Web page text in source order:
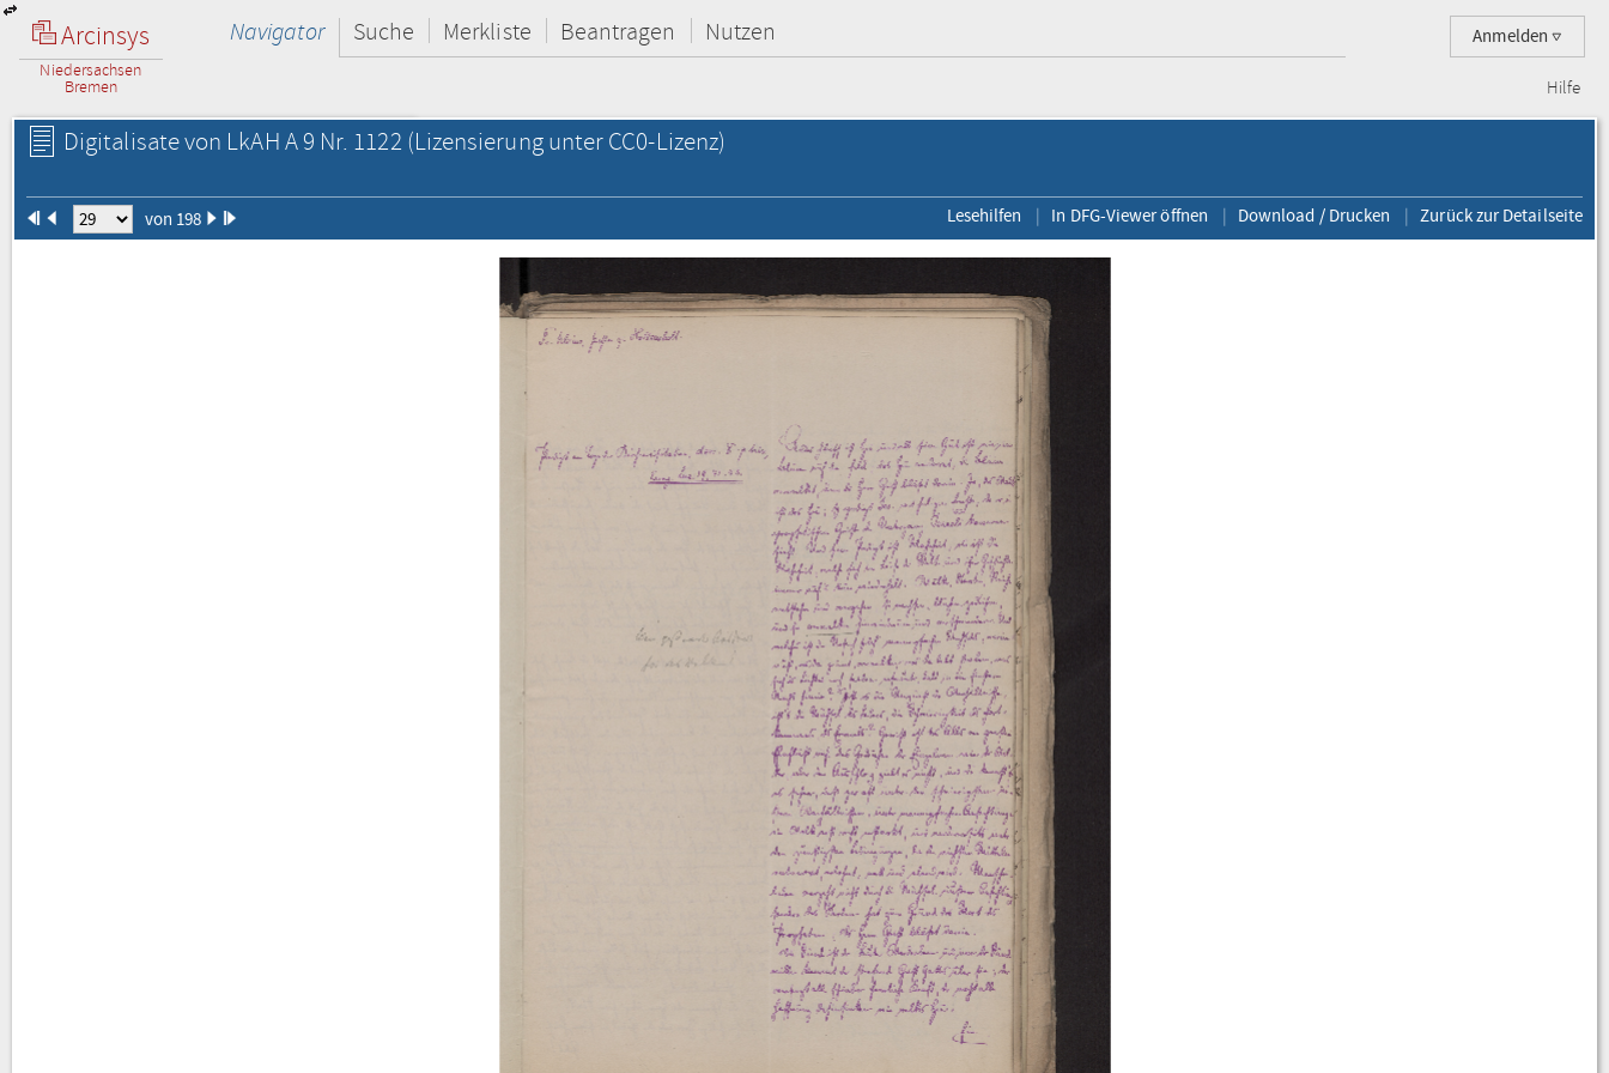
Arcinsys
Niedersachsen
Bremen
Anmelden
Navigator Suche Merkliste Beantragen Nutzen
Hilfe
Digitalisate von LkAH A 9 Nr. 1122 (Lizensierung unter CC0-Lizenz)
von 198 Lesehilfen In DFG-Viewer öffnen Download / Drucken Zurück zur Detailseite